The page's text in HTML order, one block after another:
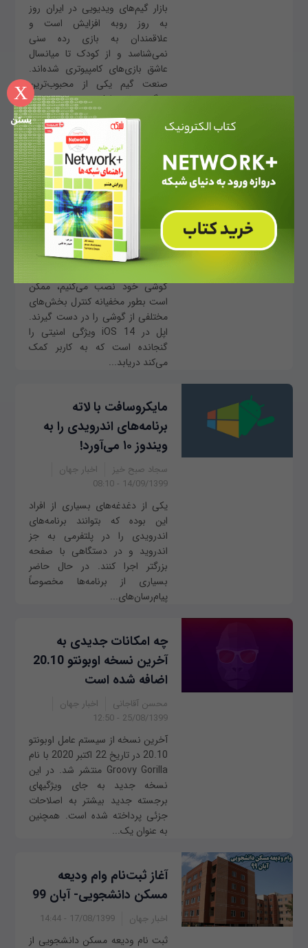
X
بستن
بازار گیم‌های ویدیویی در ایران روز
به روز روبه افزایش است و
علاقمندان به بازی رده سنی
نمی‌شناسد و از کودک تا میانسال
عاشق بازی‌های کامپیوتری شده‌اند.
صنعت گیم یکی از محبوب‌ترین
سرگرمی‌ها در طول ده...
افشای جاسوسی نرم‌افزارها
با کمک نشانگرهای رنگی
iOS 14
مهدی صنعت‌جو
اخبار
اخبار جهان امنیت
موبایل
اپلیکیشن
28/09/1399 - 06:00
گوشی خود نصب می‌کنیم، ممکن
است بطور مخفیانه کنترل بخش‌های
مختلفی از گوشی را در دست گیرند.
اپل در iOS 14 ویژگی امنیتی را
گنجانده است که به کاربر کمک
می‌کند دریابد...
مایکروسافت با لاته
برنامه‌های اندرویدی را به
ویندوز ۱۰ می‌آورد!
سجاد صبح خیز
اخبار جهان
14/09/1399 - 08:10
یکی از دغدغه‌های بسیاری از افراد
این بوده که بتوانند برنامه‌های
اندرویدی را در پلتفرمی به جز
اندروید و در دستگاهی با صفحه
بزرگتر اجرا کنند. در حال حاضر
بسیاری از برنامه‌ها مخصوصاً‌
پیام‌رسان‌های...
چه امکانات جدیدی به
آخرین نسخه اوبونتو 20.10
اضافه شده است
محسن آقاجانی
اخبار جهان
25/08/1399 - 12:50
آخرین نسخه از سیستم عامل اوبونتو
20.10 در تاریخ 22 اکتبر 2020 با نام
Groovy Gorilla منتشر شد. در این
نسخه جدید به جای ویژگیهای
برجسته جدید بیشتر به اصلاحات
جزئی پرداخته شده است. همچنین
به عنوان یک...
آغاز ثبت‌نام وام ودیعه
مسکن دانشجویی- آبان 99
اخبار جهان 17/08/1399 - 14:44
ثبت نام ودیعه مسکن دانشجویی از